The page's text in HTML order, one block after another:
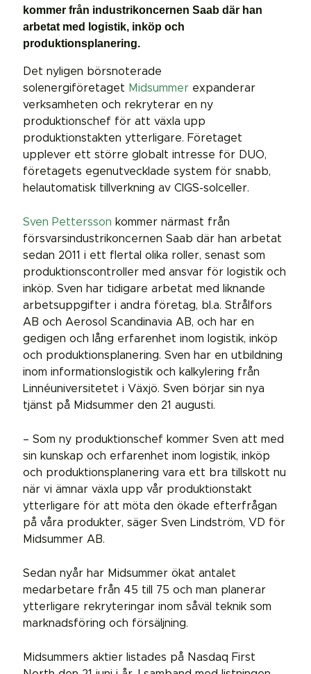
kommer från industrikoncernen Saab där han
arbetat med logistik, inköp och
produktionsplanering.
Det nyligen börsnoterade
solenergiföretaget Midsummerexpanderar
verksamheten och rekryterar en ny
produktionschef för att växla upp
produktionstakten ytterligare. Företaget
upplever ett större globalt intresse för DUO,
företagets egenutvecklade system för snabb,
helautomatisk tillverkning av CIGS-solceller.
Sven Pettersson kommer närmast från
försvarsindustrikoncernen Saab där han arbetat
sedan 2011 i ett flertal olika roller, senast som
produktionscontroller med ansvar för logistik och
inköp. Sven har tidigare arbetat med liknande
arbetsuppgifter i andra företag, bl.a. Strålfors
AB och Aerosol Scandinavia AB, och har en
gedigen och lång erfarenhet inom logistik, inköp
och produktionsplanering. Sven har en utbildning
inom informationslogistik och kalkylering från
Linnéuniversitetet i Växjö. Sven börjar sin nya
tjänst på Midsummer den 21 augusti.
– Som ny produktionschef kommer Sven att med
sin kunskap och erfarenhet inom logistik, inköp
och produktionsplanering vara ett bra tillskott nu
när vi ämnar växla upp vår produktionstakt
ytterligare för att möta den ökade efterfrågan
på våra produkter, säger Sven Lindström, VD för
Midsummer AB.
Sedan nyår har Midsummer ökat antalet
medarbetare från 45 till 75 och man planerar
ytterligare rekryteringar inom såväl teknik som
marknadsföring och försäljning.
Midsummers aktier listades på Nasdaq First